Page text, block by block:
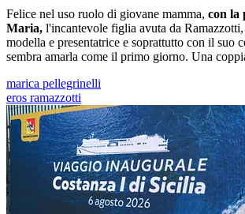
Felice nel uso ruolo di giovane mamma, con la
Maria, l'incantevole figlia avuta da
modella e presentatrice e soprattutto con il suo
sembra amarla come il primo giorno. Una
marica pellegrinelli
eros ramazzotti